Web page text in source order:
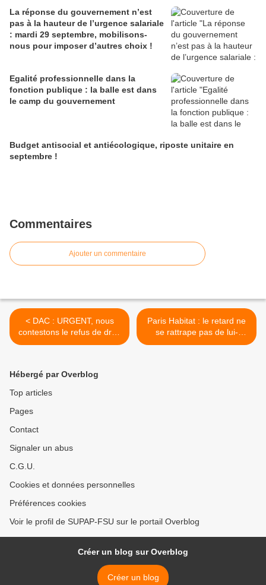
La réponse du gouvernement n’est
pas à la hauteur de l’urgence salariale
: mardi 29 septembre, mobilisons-
nous pour imposer d’autres choix !
Egalité professionnelle dans la
fonction publique : la balle est dans
le camp du gouvernement
Budget antisocial et antiécologique, riposte unitaire en
septembre !
Commentaires
Ajouter un commentaire
< DAC : URGENT, nous
contestons le refus de droit
de retrait. On continue !!!
Paris Habitat : le retard ne
se rattrape pas de lui-
même !!! >
Hébergé par Overblog
Top articles
Pages
Contact
Signaler un abus
C.G.U.
Cookies et données personnelles
Préférences cookies
Voir le profil de SUPAP-FSU sur le portail Overblog
Créer un blog sur Overblog
Créer un blog